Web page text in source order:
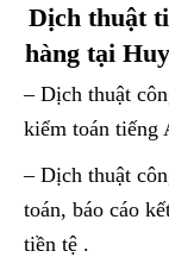
Dịch thuật
hàng tại
– Dịch thuật
kiểm toán tiếng
– Dịch thuật
toán, báo cáo
tiền tệ .